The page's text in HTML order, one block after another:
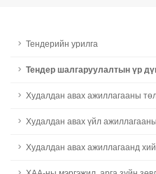
Тендерийн урилга
Тендер шалгаруулалтын үр
Худалдан авах ажиллагааны
Худалдан авах үйл
Худалдан авах ажиллагаанд